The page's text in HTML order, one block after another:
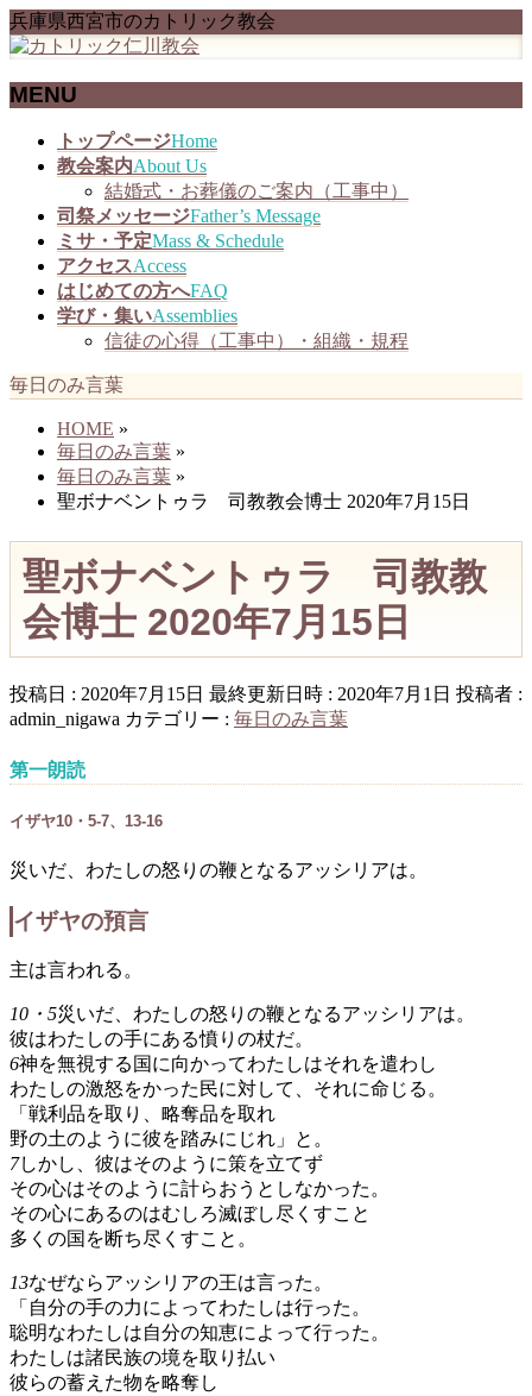
兵庫県西宮市のカトリック教会
MENU
トップページHome
教会案内About Us
結婚式・お葬儀のご案内（工事中）
司祭メッセージFather’s Message
ミサ・予定Mass & Schedule
アクセスAccess
はじめての方へFAQ
学び・集いAssemblies
信徒の心得（工事中）・組織・規程
毎日のみ言葉
HOME »
毎日のみ言葉 »
毎日のみ言葉 »
聖ボナベントゥラ 司教教会博士 2020年7月15日
聖ボナベントゥラ 司教教
会博士 2020年7月15日
投稿日 : 2020年7月15日 最終更新日時 : 2020年7月1日 投稿者 :
admin_nigawa カテゴリー : 毎日のみ言葉
第一朗読
イザヤ10・5-7、13-16
災いだ、わたしの怒りの鞭となるアッシリアは。
イザヤの預言
主は言われる。
10・5災いだ、わたしの怒りの鞭となるアッシリアは。
彼はわたしの手にある憤りの杖だ。
6神を無視する国に向かってわたしはそれを遣わし
わたしの激怒をかった民に対して、それに命じる。
「戦利品を取り、略奪品を取れ
野の土のように彼を踏みにじれ」と。
7しかし、彼はそのように策を立てず
その心はそのように計らおうとしなかった。
その心にあるのはむしろ滅ぼし尽くすこと
多くの国を断ち尽くすこと。
13なぜならアッシリアの王は言った。
「自分の手の力によってわたしは行った。
聡明なわたしは自分の知恵によって行った。
わたしは諸民族の境を取り払い
彼らの蓄えた物を略奪し